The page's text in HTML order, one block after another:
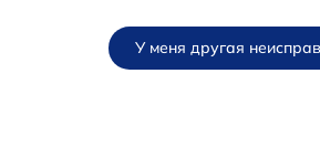
У меня другая